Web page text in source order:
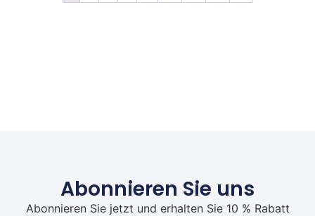
Abonnieren Sie uns
Abonnieren Sie jetzt und erhalten Sie 10 % Rabatt